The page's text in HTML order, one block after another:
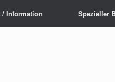
/ Information Spezieller